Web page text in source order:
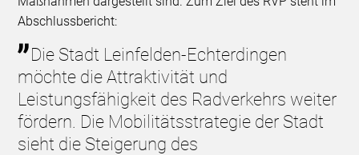
Abschlussbericht:
Die Stadt Leinfelden-Echterdingen
möchte die Attraktivität und
Leistungsfähigkeit des Radverkehrs weiter
fördern. Die Mobilitätsstrategie der Stadt
sieht die Steigerung des